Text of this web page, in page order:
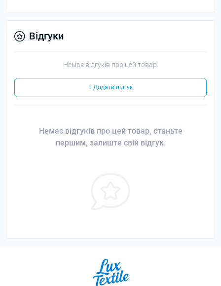
Відгуки
Немає відгуків про цей товар.
+ Додати відгук
Немає відгуків про цей товар, станьте
першим, залиште свій відгук.